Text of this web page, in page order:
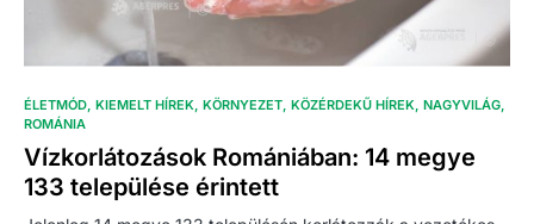
ÉLETMÓD KIEMELT HÍREK KÖRNYEZET KÖZÉRDEKŰ HÍREK NAGYVILÁG
ROMÁNIA
Vízkorlátozások Romániában: 14 megye
133 települése érintett